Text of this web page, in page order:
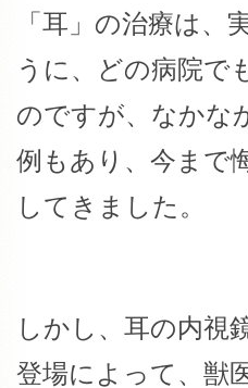
「耳」の治療は、
うに、どの病院で
のですが、なかな
例もあり、今まで
してきました。
しかし、耳の内視
登場によって、獣